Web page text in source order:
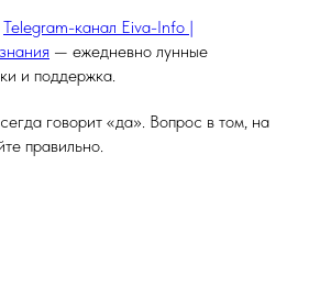
Telegram-канал Eiva-Info |
— ежедневно лунные
и поддержка.
говорит «да». Вопрос в том, на
правильно.